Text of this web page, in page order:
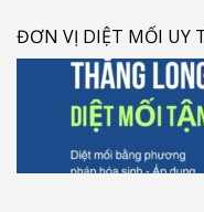
ĐƠN VỊ DIỆT MỐI UY